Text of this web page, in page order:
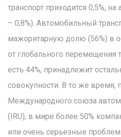
транспорт приходится 0,5%,
– 0,8%). Автомобильный
мажоритарную долю (56%) в
от глобального перемещения
есть 44%, принадлежит
совокупности. В то же время,
Международного союза
(IRU), в мире более 50%
или очень серьезные